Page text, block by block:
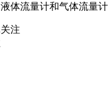
体流量计和气体流量计
注